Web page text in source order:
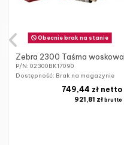
Obecnie brak na stanie
Zebra 2300 Taśma woskowa
P/N: 02300BK17090
Dostępność: Brak na magazynie
921,81 złbrutto
749,44 zł netto